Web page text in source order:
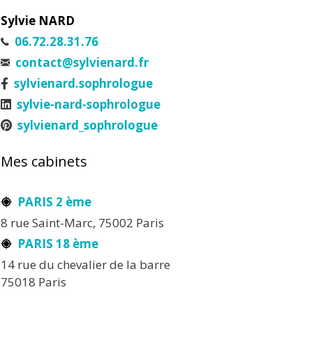
Sylvie NARD
06.72.28.31.76
contact@sylvienard.fr
sylvienard.sophrologue
sylvie-nard-sophrologue
sylvienard_sophrologue
Mes cabinets
PARIS 2 ème
8 rue Saint-Marc, 75002 Paris
PARIS 18 ème
14 rue du chevalier de la barre
75018 Paris